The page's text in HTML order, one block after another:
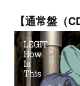
【通常盤（